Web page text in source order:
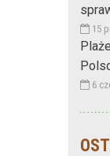
15
6